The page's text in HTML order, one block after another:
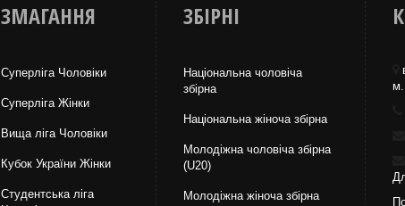
ЗМАГАННЯ
Суперліга Чоловіки
Суперліга Жінки
Вища лiга Чоловіки
Кубок України Жінки
Студентська ліга
ЗБІРНІ
Національна чоловіча
збірна
Національна жiноча збірна
Молодіжна чоловіча збірна
(U20)
Молодіжна жіноча збірна
м.